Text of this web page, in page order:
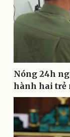
Nóng 24h
hành hai trẻ